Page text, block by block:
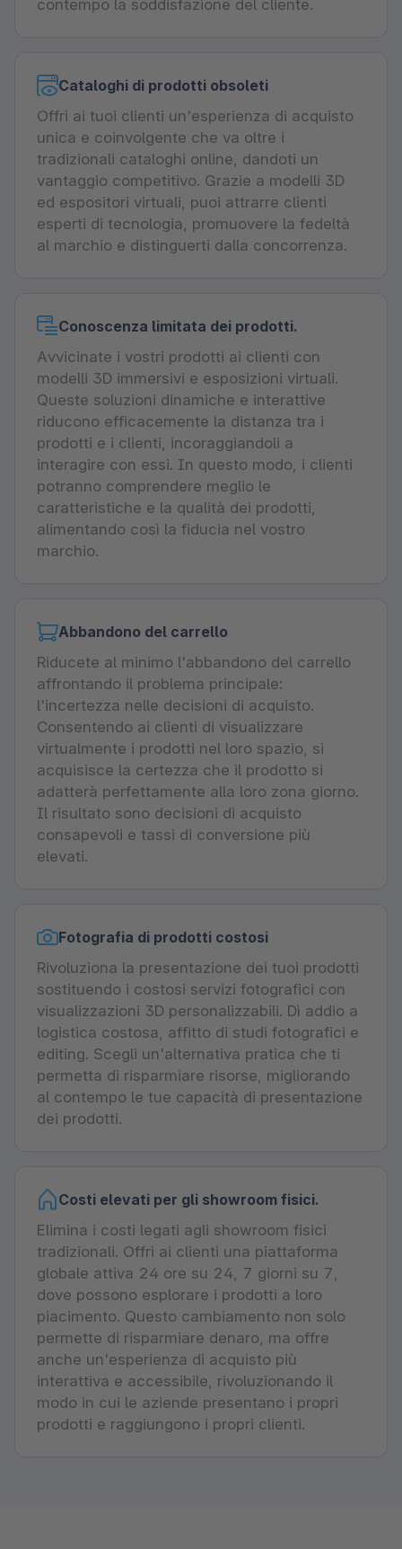
contempo la soddisfazione del cliente.
Cataloghi di prodotti obsoleti
Offri ai tuoi clienti un'esperienza di acquisto
unica e coinvolgente che va oltre i
tradizionali cataloghi online, dandoti un
vantaggio competitivo. Grazie a modelli 3D
ed espositori virtuali, puoi attrarre clienti
esperti di tecnologia, promuovere la fedeltà
al marchio e distinguerti dalla concorrenza.
Conoscenza limitata dei prodotti.
Avvicinate i vostri prodotti ai clienti con
modelli 3D immersivi e esposizioni virtuali.
Queste soluzioni dinamiche e interattive
riducono efficacemente la distanza tra i
prodotti e i clienti, incoraggiandoli a
interagire con essi. In questo modo, i clienti
potranno comprendere meglio le
caratteristiche e la qualità dei prodotti,
alimentando così la fiducia nel vostro
marchio.
Abbandono del carrello
Riducete al minimo l'abbandono del carrello
affrontando il problema principale:
l'incertezza nelle decisioni di acquisto.
Consentendo ai clienti di visualizzare
virtualmente i prodotti nel loro spazio, si
acquisisce la certezza che il prodotto si
adatterà perfettamente alla loro zona giorno.
Il risultato sono decisioni di acquisto
consapevoli e tassi di conversione più
elevati.
Fotografia di prodotti costosi
Rivoluziona la presentazione dei tuoi prodotti
sostituendo i costosi servizi fotografici con
visualizzazioni 3D personalizzabili. Dì addio a
logistica costosa, affitto di studi fotografici e
editing. Scegli un'alternativa pratica che ti
permetta di risparmiare risorse, migliorando
al contempo le tue capacità di presentazione
dei prodotti.
Costi elevati per gli showroom fisici.
Elimina i costi legati agli showroom fisici
tradizionali. Offri ai clienti una piattaforma
globale attiva 24 ore su 24, 7 giorni su 7,
dove possono esplorare i prodotti a loro
piacimento. Questo cambiamento non solo
permette di risparmiare denaro, ma offre
anche un'esperienza di acquisto più
interattiva e accessibile, rivoluzionando il
modo in cui le aziende presentano i propri
prodotti e raggiungono i propri clienti.